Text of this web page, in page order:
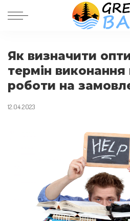
Як визначити
термін виконання
роботи на
12.04.2023